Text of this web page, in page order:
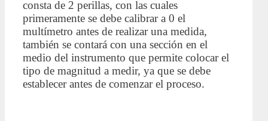
consta de 2 perillas, con las cuales
primeramente se debe calibrar a 0 el
multímetro antes de realizar una medida,
también se contará con una sección en el
medio del instrumento que permite colocar el
tipo de magnitud a medir, ya que se debe
establecer antes de comenzar el proceso.